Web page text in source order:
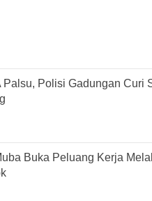
Palsu, Polisi Gadungan Curi
Buka Peluang Kerja